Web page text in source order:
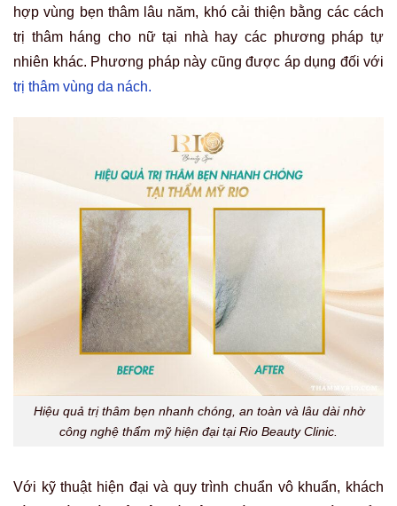
hợp vùng bẹn thâm lâu năm, khó cải thiện bằng các cách
trị thâm háng cho nữ tại nhà hay các phương pháp tự
nhiên khác. Phương pháp này cũng được áp dụng đối với
trị thâm vùng da nách.
Hiệu quả trị thâm bẹn nhanh chóng, an toàn và lâu dài nhờ
công nghệ thẩm mỹ hiện đại tại Rio Beauty Clinic.
Với kỹ thuật hiện đại và quy trình chuẩn vô khuẩn, khách